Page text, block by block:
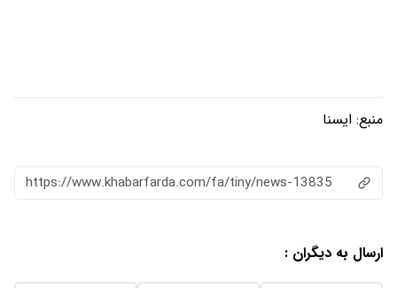
منبع: ایسنا
https://www.khabarfarda.com/fa/tiny/news-13835
ارسال به دیگران :